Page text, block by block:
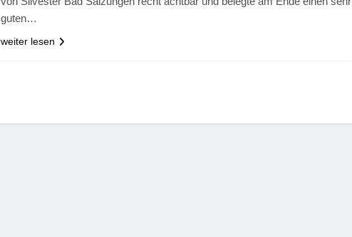
guten…
weiter lesen